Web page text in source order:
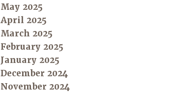
May 2025
April 2025
March 2025
February 2025
January 2025
December 2024
November 2024